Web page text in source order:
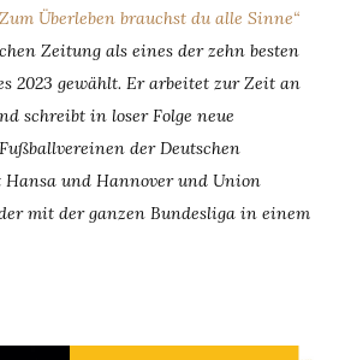
Überleben brauchst du alle Sinne“
Zeitung als eines der zehn besten
2023 gewählt. Er arbeitet zur Zeit an
schreibt in loser Folge neue
der Deutschen
und Hannover und Union
mit der ganzen Bundesliga in einem